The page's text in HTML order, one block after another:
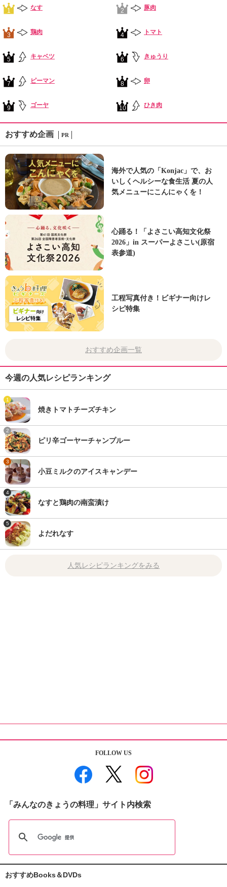
1 なす 2 豚肉
3 鶏肉 4 トマト
5 キャベツ 6 きゅうり
7 ピーマン 8 卵
9 ゴーヤ 10 ひき肉
おすすめ企画 PR
海外で人気の「Konjac」で、お
いしくヘルシーな食生活 夏の人
気メニューにこんにゃくを！
心踊る！「よさこい高知文化祭
2026」in スーパーよさこい(原宿
表参道)
工程写真付き！ビギナー向けレ
シピ特集
おすすめ企画一覧
今週の人気レシピランキング
1
焼きトマトチーズチキン
2
ピリ辛ゴーヤーチャンプルー
3
小豆ミルクのアイスキャンデー
4
なすと鶏肉の南蛮漬け
5
よだれなす
人気レシピランキングをみる
FOLLOW US
「みんなのきょうの料理」サイト内検索
おすすめBooks＆DVDs